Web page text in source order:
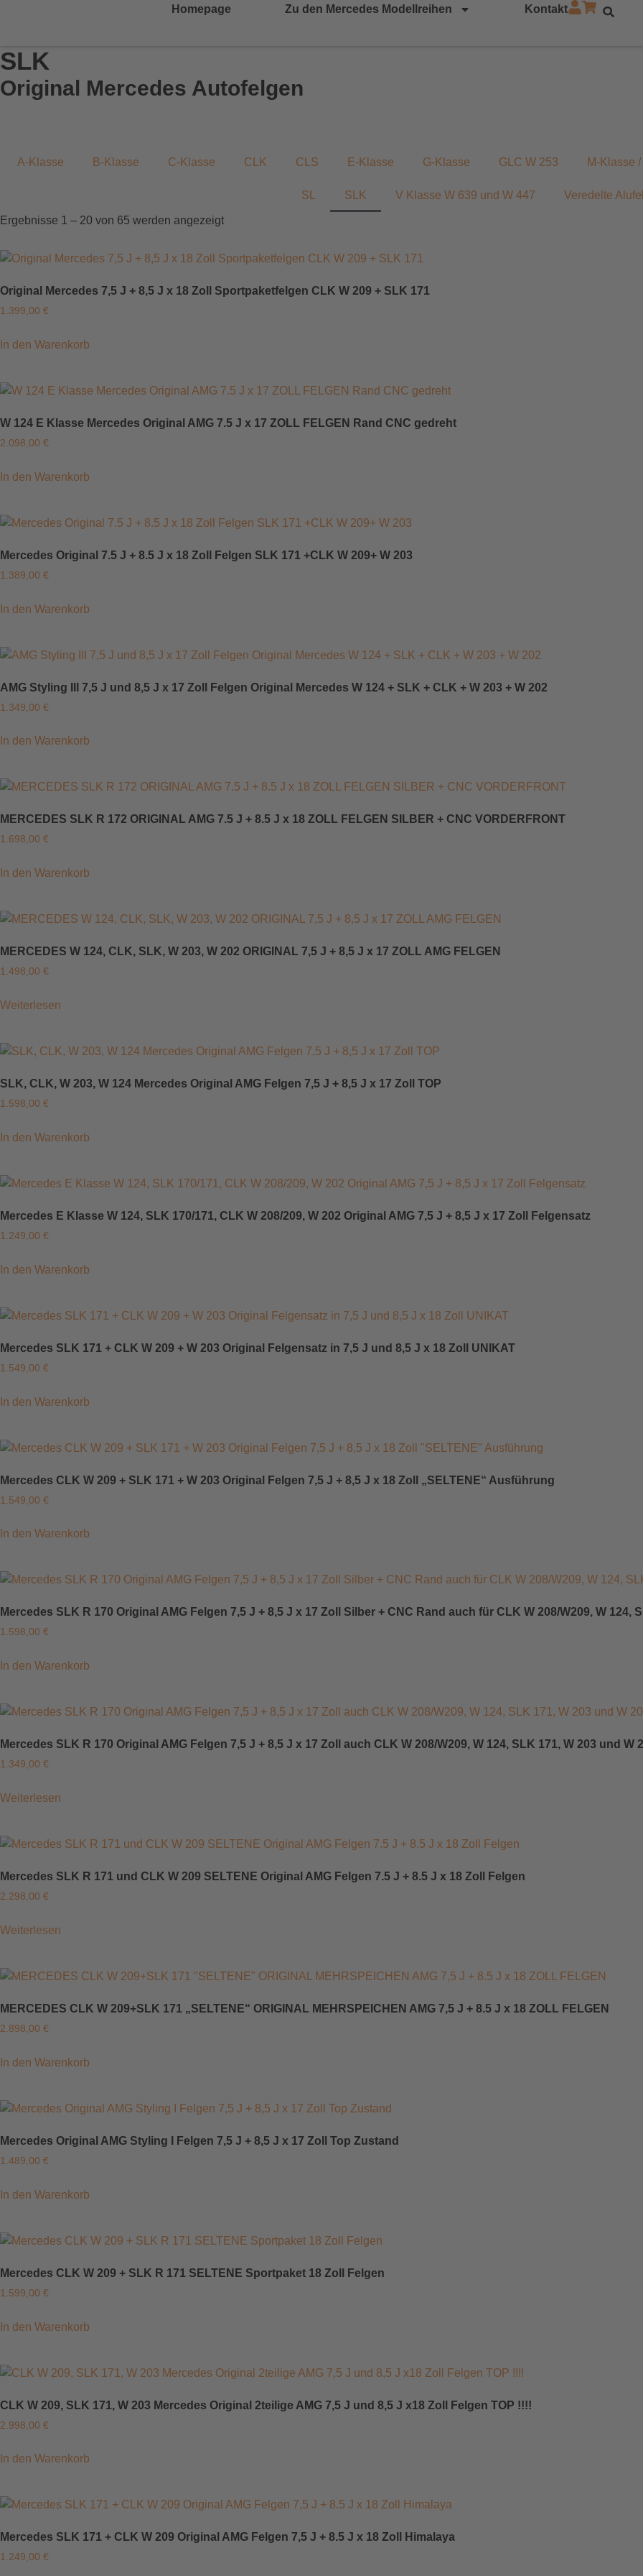
Homepage Zu den Mercedes Modellreihen Kontakt
SLK
Original Mercedes Autofelgen
A-Klasse B-Klasse C-Klasse CLK CLS E-Klasse G-Klasse GLC W 253 M-Klasse
SL SLK V Klasse W 639 und W 447 Veredelte
Ergebnisse 1 – 20 von 65 werden angezeigt
Original Mercedes 7,5 J + 8,5 J x 18 Zoll Sportpaketfelgen CLK W 209 + SLK 171
1.399,00 €
In den Warenkorb
W 124 E Klasse Mercedes Original AMG 7.5 J x 17 ZOLL FELGEN Rand CNC gedreht
2.098,00 €
In den Warenkorb
Mercedes Original 7.5 J + 8.5 J x 18 Zoll Felgen SLK 171 +CLK W 209+ W 203
1.389,00 €
In den Warenkorb
AMG Styling III 7,5 J und 8,5 J x 17 Zoll Felgen Original Mercedes W 124 + SLK + CLK + W 203 + W 202
1.349,00 €
In den Warenkorb
MERCEDES SLK R 172 ORIGINAL AMG 7.5 J + 8.5 J x 18 ZOLL FELGEN SILBER + CNC VORDERFRONT
1.698,00 €
In den Warenkorb
MERCEDES W 124, CLK, SLK, W 203, W 202 ORIGINAL 7,5 J + 8,5 J x 17 ZOLL AMG FELGEN
1.498,00 €
Weiterlesen
SLK, CLK, W 203, W 124 Mercedes Original AMG Felgen 7,5 J + 8,5 J x 17 Zoll TOP
1.598,00 €
In den Warenkorb
Mercedes E Klasse W 124, SLK 170/171, CLK W 208/209, W 202 Original AMG 7,5 J + 8,5 J x 17 Zoll Felgensatz
1.249,00 €
In den Warenkorb
Mercedes SLK 171 + CLK W 209 + W 203 Original Felgensatz in 7,5 J und 8,5 J x 18 Zoll UNIKAT
1.549,00 €
In den Warenkorb
Mercedes CLK W 209 + SLK 171 + W 203 Original Felgen 7,5 J + 8,5 J x 18 Zoll „SELTENE“ Ausführung
1.549,00 €
In den Warenkorb
Mercedes SLK R 170 Original AMG Felgen 7,5 J + 8,5 J x 17 Zoll Silber + CNC Rand auch für CLK W 208/W209, W 124,
1.598,00 €
In den Warenkorb
Mercedes SLK R 170 Original AMG Felgen 7,5 J + 8,5 J x 17 Zoll auch CLK W 208/W209, W 124, SLK 171, W 203 und W
1.349,00 €
Weiterlesen
Mercedes SLK R 171 und CLK W 209 SELTENE Original AMG Felgen 7.5 J + 8.5 J x 18 Zoll Felgen
2.298,00 €
Weiterlesen
MERCEDES CLK W 209+SLK 171 „SELTENE“ ORIGINAL MEHRSPEICHEN AMG 7,5 J + 8.5 J x 18 ZOLL FELGEN
2.898,00 €
In den Warenkorb
Mercedes Original AMG Styling I Felgen 7,5 J + 8,5 J x 17 Zoll Top Zustand
1.489,00 €
In den Warenkorb
Mercedes CLK W 209 + SLK R 171 SELTENE Sportpaket 18 Zoll Felgen
1.599,00 €
In den Warenkorb
CLK W 209, SLK 171, W 203 Mercedes Original 2teilige AMG 7,5 J und 8,5 J x18 Zoll Felgen TOP !!!!
2.998,00 €
In den Warenkorb
Mercedes SLK 171 + CLK W 209 Original AMG Felgen 7,5 J + 8.5 J x 18 Zoll Himalaya
1.249,00 €